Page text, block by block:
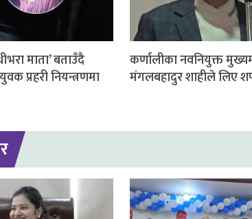
माता’ बताउँदै
प्रहरी नियन्त्रणमा
कर्णालीका नवनियुक्त
मंगलबहादुर शाहीले लिए